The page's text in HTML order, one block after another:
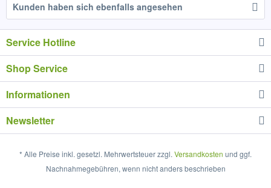
Kunden haben sich ebenfalls angesehen
Service Hotline
Shop Service
Informationen
Newsletter
* Alle Preise inkl. gesetzl. Mehrwertsteuer zzgl. Versandkosten und ggf.
Nachnahmegebühren, wenn nicht anders beschrieben